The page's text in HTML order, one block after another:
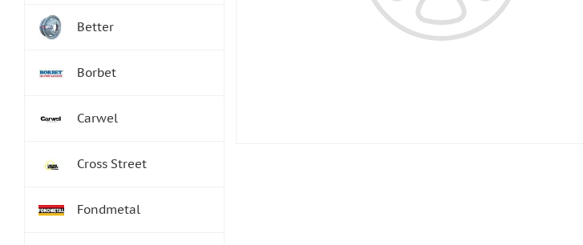
Better
Borbet
Carwel
Cross Street
Fondmetal